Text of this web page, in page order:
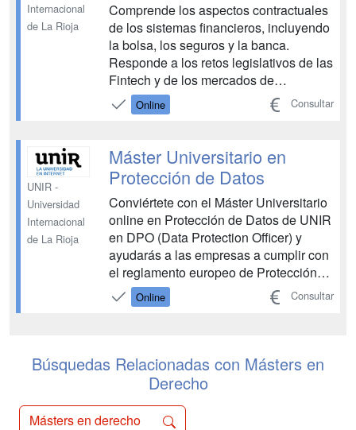
Internacional
de La Rioja
Comprende los aspectos contractuales
de los sistemas financieros, incluyendo
la bolsa, los seguros y la banca.
Responde a los retos legislativos de las
Fintech y de los mercados de
criptodivisas Aplica los conceptos
jurídicos a las nuevas tecnologías de
Derecho Bancario online te ayudará a
comprender, de ...
Online Consultar
UNIR -
Universidad
Internacional
de La Rioja
Máster Universitario en
Protección de Datos
Conviértete con el Máster Universitario
online en Protección de Datos de UNIR
en DPO (Data Protection Officer) y
ayudarás a las empresas a cumplir con
el reglamento europeo de Protección
de Datos Personales (UE 2016/679, de
27 de abril de 2016). Nuestro plan de
Asociación...
Online Consultar
Búsquedas Relacionadas con Másters en
Derecho
Másters en derecho